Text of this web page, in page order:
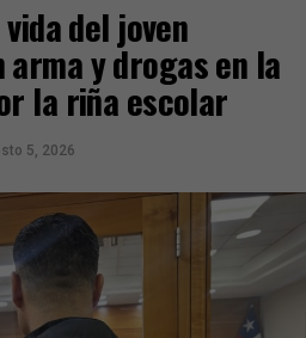
del joven
arma y drogas en la
la riña escolar
5, 2026